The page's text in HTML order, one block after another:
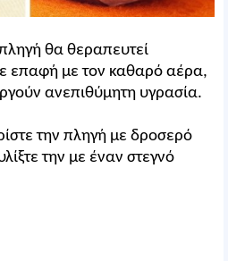
θα θεραπευτεί
επαφή με τον καθαρό αέρα,
ανεπιθύμητη υγρασία.
την πληγή με δροσερό
την με έναν στεγνό